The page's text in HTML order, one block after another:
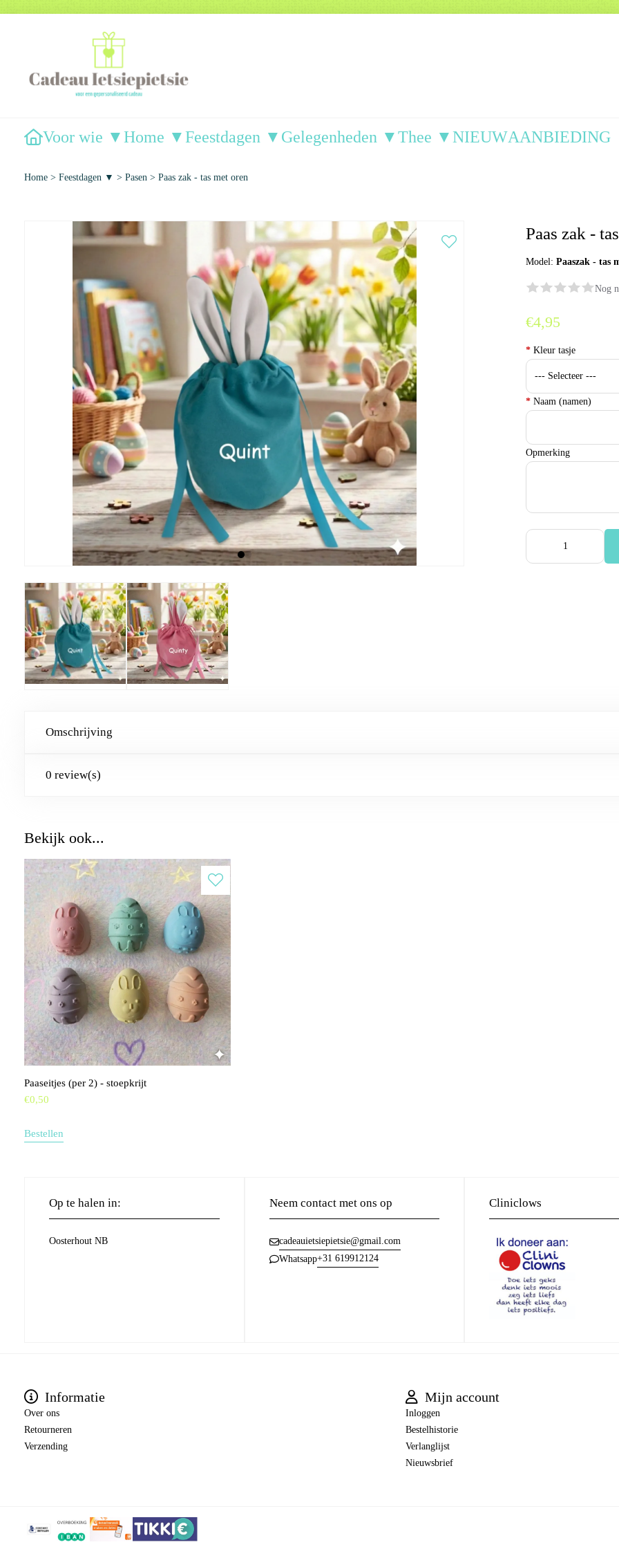
Voor wie ▼Home ▼Feestdagen ▼ Gelegenheden ▼Thee ▼NIEUWAANBIEDING
Home > Feestdagen ▼ > Pasen > Paas zak - tas met oren
Paas zak -
Model:Paaszak - tas
Nog
€4,95
* Kleur tasje
* Naam (namen)
Opmerking
Omschrijving
0 review(s)
Bekijk ook...
Paaseitjes (per 2) - stoepkrijt
€0,50
Bestellen
Op te halen in:
Oosterhout NB
Neem contact met ons op
cadeauietsiepietsie@gmail.com
Whatsapp+31 619912124
Cliniclows
Informatie
Over ons
Retourneren
Verzending
Mijn account
Inloggen
Bestelhistorie
Verlanglijst
Nieuwsbrief